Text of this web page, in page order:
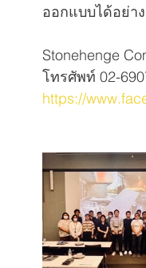
ออกแบบได้อย่า
Stonehenge
โทรศัพท์ 02-
https://